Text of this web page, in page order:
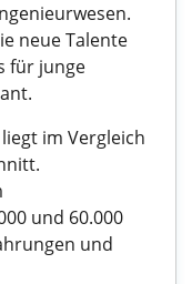
neue Talente
für junge
im Vergleich
und 60.000
und